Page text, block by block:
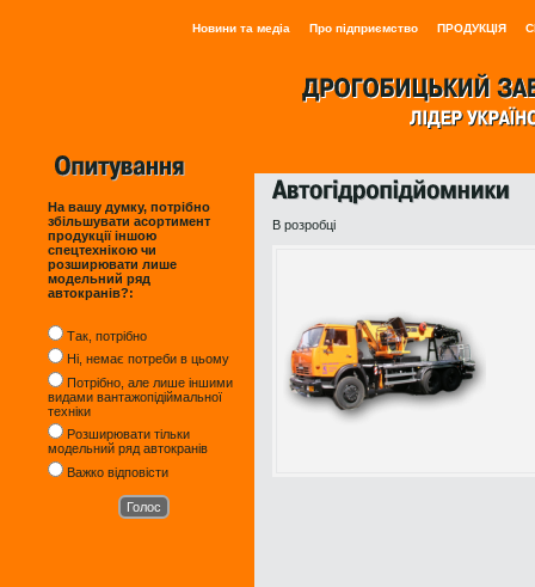
Новини та медіа Про підприємство ПРОДУКЦІЯ
На вашу думку, потрібно
збільшувати асортимент
продукції іншою
спецтехнікою чи
розширювати лише
модельний ряд
автокранів?:
Так, потрібно
Ні, немає потреби в цьому
Потрібно, але лише іншими
видами вантажопідіймальної
техніки
Розширювати тільки
модельний ряд автокранів
Важко відповісти
В розробці